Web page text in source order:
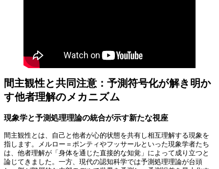
間主観性と共同注意：予測符号化が解き明か
す他者理解のメカニズム
現象学と予測処理理論の統合が示す新たな視座
間主観性とは、自己と他者が心的状態を共有し相互理解する現象を
指します。メルロー＝ポンティやフッサールといった現象学者たち
は、他者理解が「身体を通じた直接的な知覚」によって成り立つと
論じてきました。一方、現代の認知科学では予測処理理論が台頭